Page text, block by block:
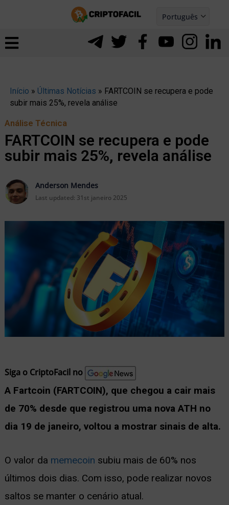
Português
Español
Início » Últimas Notícias » FARTCOIN se recupera e pode
subir mais 25%, revela análise
Análise Técnica
FARTCOIN se recupera e pode
subir mais 25%, revela análise
Anderson Mendes
Last updated: 31st janeiro 2025
Siga o CriptoFacil no
A Fartcoin (FARTCOIN), que chegou a cair mais
de 70% desde que registrou uma nova ATH no
dia 19 de janeiro, voltou a mostrar sinais de alta.
O valor da memecoin subiu mais de 60% nos
últimos dois dias. Com isso, pode realizar novos
saltos se manter o cenário atual.